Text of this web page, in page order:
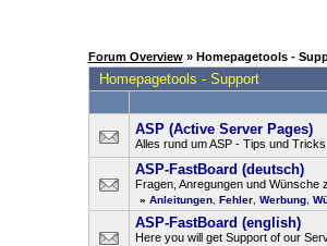
Forum Overview » Homepagetools -
Homepagetools - Support
ASP (Active Server Pages)
Alles rund um ASP - Tips und
ASP-FastBoard (deutsch)
Fragen, Anregungen und Wünsche
» Anleitungen, Fehler, Werbung,
ASP-FastBoard (english)
Here you will get Support of our